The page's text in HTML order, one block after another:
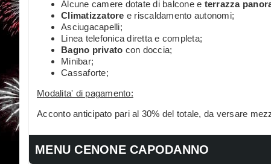
Alcune camere dotate di balcone e terrazza
Climatizzatore e riscaldamento autonomi;
Asciugacapelli;
Linea telefonica diretta e completa;
Bagno privato con doccia;
Minibar;
Cassaforte;
Modalita' di pagamento:
Acconto anticipato pari al 30% del totale, da versare
MENU CENONE CAPODANNO